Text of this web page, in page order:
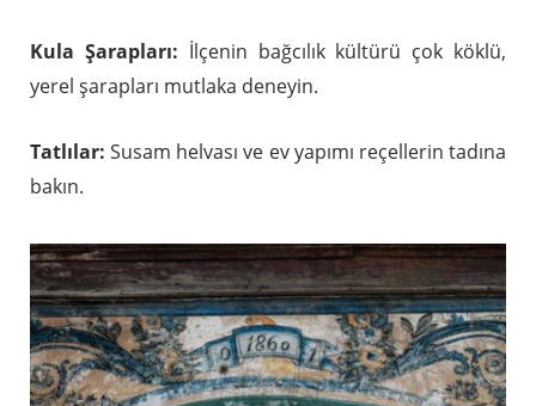
Kula Şarapları: İlçenin bağcılık kültürü çok köklü,
yerel şarapları mutlaka deneyin.
Tatlılar: Susam helvası ve ev yapımı reçellerin tadına
bakın.